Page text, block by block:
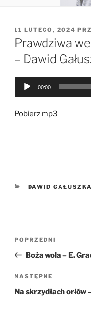
OPUBLIKOWANE
W
11 LUTEGO, 2024
Prawdziwa
– Dawid
Odtwarzacz
00:00
Pobierz mp3
KATEGORIE
DAWID GAŁUSZKA
Poprzedni
wpis
POPRZEDNI
Boża wola – E.
Następny
wpis
NASTĘPNE
Na skrzydłach orłów